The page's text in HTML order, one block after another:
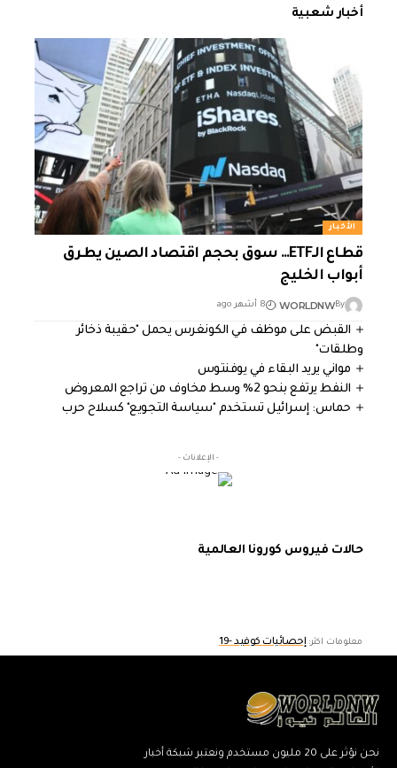
أخبار شعبية
الأخبار
قطاع الـETF… سوق بحجم اقتصاد الصين يطرق
أبواب الخليج
By
WORLDNW 8 أشهر ago
القبض على موظف في الكونغرس يحمل "حقيبة ذخائر
وطلقات"
مواني يريد البقاء في يوفنتوس
النفط يرتفع بنحو 2% وسط مخاوف من تراجع المعروض
حماس: إسرائيل تستخدم "سياسة التجويع" كسلاح حرب
- الإعلانات -
حالات فيروس كورونا العالمية
معلومات اكثر: إحصائيات كوفيد -19
نحن نؤثر على 20 مليون مستخدم ونعتبر شبكة أخبار